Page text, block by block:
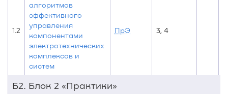
1.2
алгоритмов
эффективного
управления
компонентами
электротехнических
комплексов и
систем
ПрЭ 3, 4
Б2. Блок 2 «Практики»